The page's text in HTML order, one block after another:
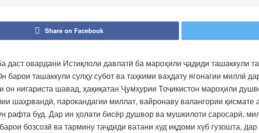
Share on Facebook
даст овардани Истиқлоли давлатӣ ба мароҳили ҷадиди ташаккули
барои ташаккули сулҳу субот ва таҳкими ваҳдату ягонагии миллӣ
он нигариста шавад, ҳақиқатан Ҷумҳурии Тоҷикистон мароҳили
шаҳрвандӣ, парокандагии миллат, вайронаву валангории қисмате
рафта буд. Дар ин ҳолати бисёр душвор ва мушкилоти саросарӣ,
бозсозӣ ва тармину таҷдиди ватани худ иқдоми хуб гузошта,